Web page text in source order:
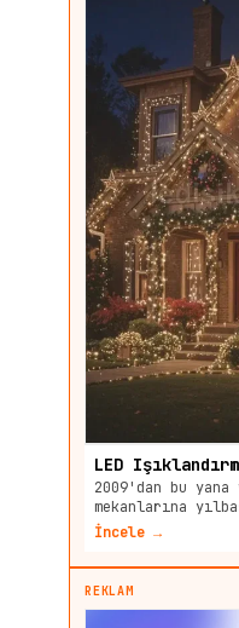
LED
2009'dan bu
mekanlarına
İncele →
REKLAM